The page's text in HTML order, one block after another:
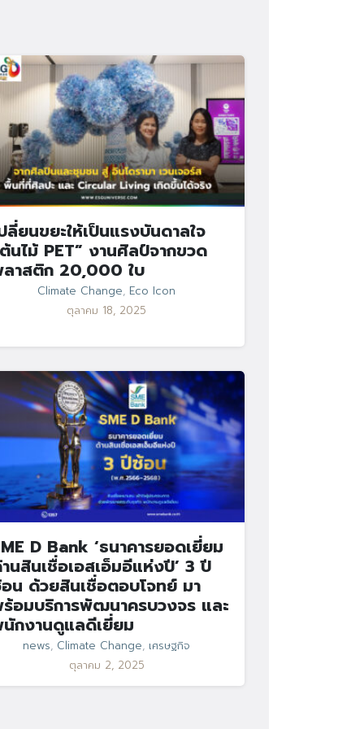
ลี่ยนขยะให้เป็นแรงบันดาลใจ
นไม้ PET” งานศิลป์จากขวด
าสติก 20,000 ใบ
Climate Change, Eco Icon
ตุลาคม 18, 2025
D Bank ‘ธนาคารยอดเยี่ยม
นสินเชื่อเอสเอ็มอีแห่งปี’ 3 ปี
น ด้วยสินเชื่อตอบโจทย์ มา
อมบริการพัฒนาครบวงจร และ
กงานดูแลดีเยี่ยม
news, Climate Change, เศรษฐกิจ
ตุลาคม 2, 2025